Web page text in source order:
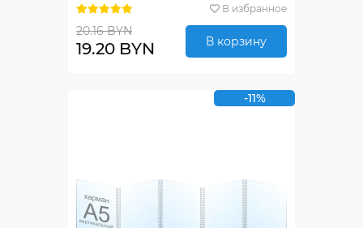
В избранное
20.16 BYN
19.20 BYN В корзину
-11%